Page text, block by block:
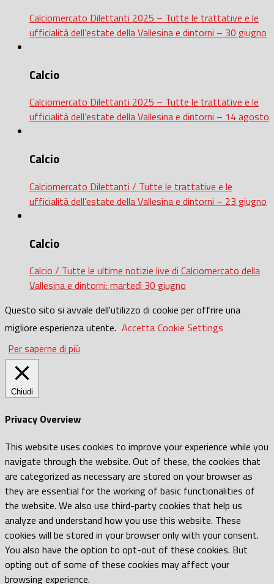
Calciomercato Dilettanti 2025 – Tutte le trattative e le
ufficialità dell’estate della Vallesina e dintorni – 30 giugno
Calcio
Calciomercato Dilettanti 2025 – Tutte le trattative e le
ufficialità dell’estate della Vallesina e dintorni – 14 agosto
Calcio
Calciomercato Dilettanti / Tutte le trattative e le
ufficialità dell’estate della Vallesina e dintorni – 23 giugno
Calcio
Calcio / Tutte le ultime notizie live di Calciomercato della
Vallesina e dintorni: martedì 30 giugno
Questo sito si avvale dell'utilizzo di cookie per offrire una
migliore esperienza utente. Accetta Cookie Settings
Per saperne di più
Chiudi
Privacy Overview
This website uses cookies to improve your experience while you
navigate through the website. Out of these, the cookies that
are categorized as necessary are stored on your browser as
they are essential for the working of basic functionalities of
the website. We also use third-party cookies that help us
analyze and understand how you use this website. These
cookies will be stored in your browser only with your consent.
You also have the option to opt-out of these cookies. But
opting out of some of these cookies may affect your
browsing experience.